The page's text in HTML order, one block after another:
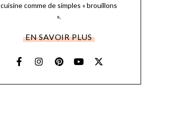
cuisine comme de simples « brouillons
».
EN SAVOIR PLUS